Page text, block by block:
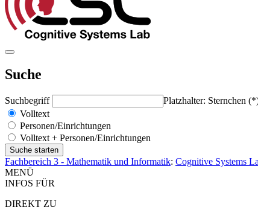
Suche
Suchbegriff
Platzhalter: Sternchen
Volltext
Personen/Einrichtungen
Volltext + Personen/Einrichtungen
Fachbereich 3 - Mathematik und Informatik: Cognitive Systems
MENÜ
INFOS FÜR
DIREKT ZU